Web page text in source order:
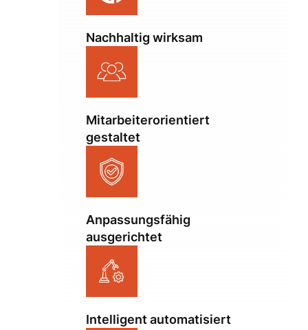
Nachhaltig wirksam
Mitarbeiterorientiert
gestaltet
Anpassungsfähig
ausgerichtet
Intelligent automatisiert